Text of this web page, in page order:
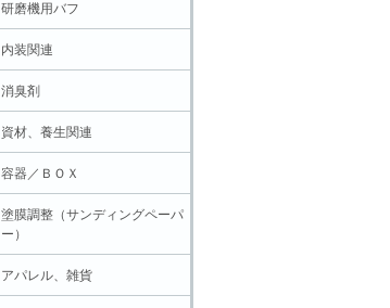
研磨機用バフ
内装関連
消臭剤
資材、養生関連
容器／ＢＯＸ
塗膜調整（サンディングペーパ
ー）
アパレル、雑貨